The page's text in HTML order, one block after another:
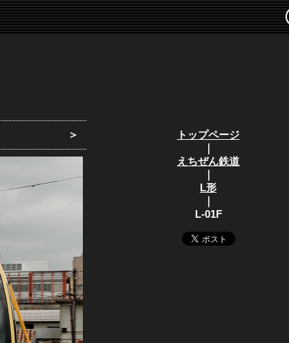
＞
トップページ
｜
えちぜん鉄道
｜
L形
｜
L-01F